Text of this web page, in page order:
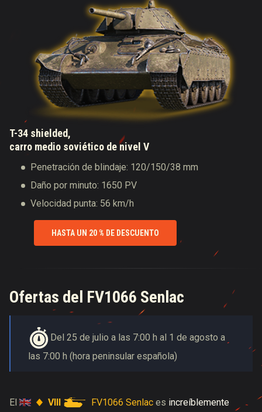
T-34 shielded,
carro medio soviético de nivel V
Penetración de blindaje: 120/150/38 mm
Daño por minuto: 1650 PV
Velocidad punta: 56 km/h
HASTA UN 20 % DE DESCUENTO
Ofertas del FV1066 Senlac
Del 25 de julio a las 7:00 h al 1 de agosto a
las 7:00 h (hora peninsular española)
El VIII FV1066 Senlac es increíblemente